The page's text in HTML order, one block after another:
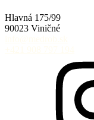
Hlavná 175/99
90023 Viničné